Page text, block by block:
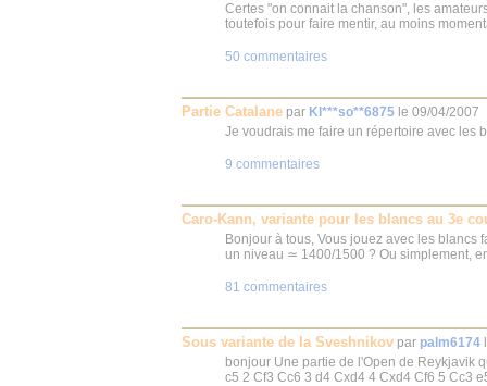
Certes "on connait la chanson", les
toutefois pour faire mentir, au moins
50 commentaires
Partie Catalane par Kl***so**6875 le 09/04/2007
Je voudrais me faire un répertoire avec les
9 commentaires
Caro-Kann, variante pour les blancs au 3e
Bonjour à tous, Vous jouez avec les
un niveau ≃ 1400/1500 ? Ou simplement,
81 commentaires
Sous variante de la Sveshnikov par palm6174
bonjour Une partie de l'Open de Reykjavik
c5 2 Cf3 Cc6 3 d4 Cxd4 4 Cxd4 Cf6 5 Cc3